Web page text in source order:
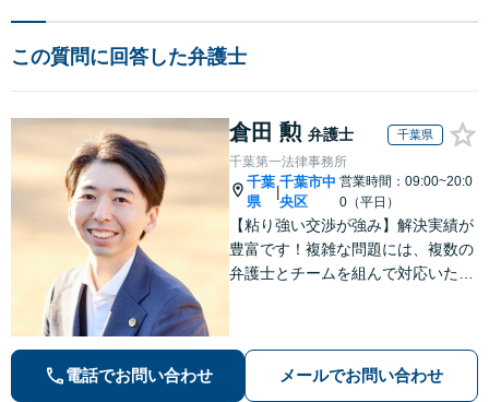
この質問に回答した弁護士
倉田 勲 弁護士 千葉県
千葉第一法律事務所
千葉
県
千葉市中
央区
営業時間：09:00~20:0
0（平日）
【粘り強い交渉が強み】解決実績が
豊富です！複雑な問題には、複数の
弁護士とチームを組んで対応いたし
気軽にご相談ください。
電話でお問い合わせ メールでお問い合わせ